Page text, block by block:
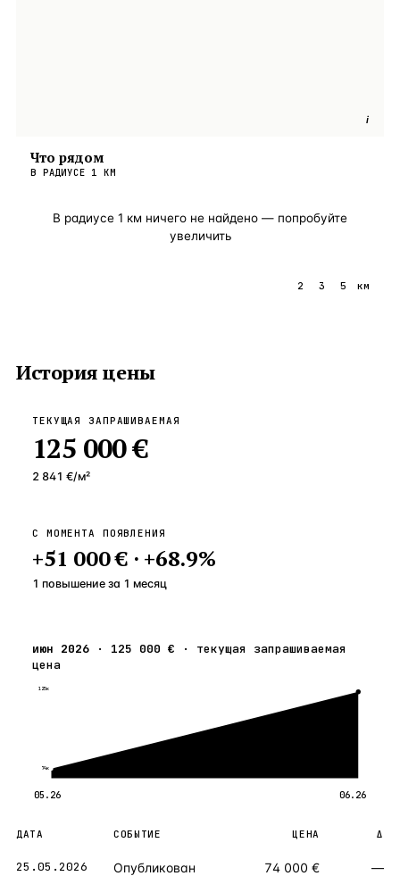
i
Что рядом
В РАДИУСЕ 1 КМ
В радиусе 1 км ничего не найдено — попробуйте
увеличить
2 3 5 км
История цены
ТЕКУЩАЯ ЗАПРАШИВАЕМАЯ
125 000 €
2 841 €/м²
С МОМЕНТА ПОЯВЛЕНИЯ
+51 000 €· +68.9%
1 повышение за 1 месяц
июн 2026 · 125 000 € · текущая запрашиваемая
цена
125к
74к
05.26 06.26
ДАТА СОБЫТИЕ ЦЕНА Δ
25.05.2026 Опубликован 74 000 € —